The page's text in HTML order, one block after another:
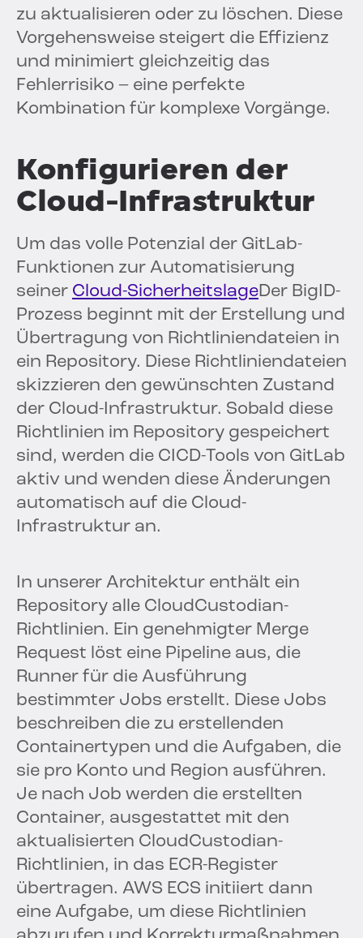
zu aktualisieren oder zu löschen. Diese
Vorgehensweise steigert die Effizienz
und minimiert gleichzeitig das
Fehlerrisiko – eine perfekte
Kombination für komplexe Vorgänge.
Konfigurieren der
Cloud-Infrastruktur
Um das volle Potenzial der GitLab-
Funktionen zur Automatisierung
seiner Cloud-SicherheitslageDer BigID-
Prozess beginnt mit der Erstellung und
Übertragung von Richtliniendateien in
ein Repository. Diese Richtliniendateien
skizzieren den gewünschten Zustand
der Cloud-Infrastruktur. Sobald diese
Richtlinien im Repository gespeichert
sind, werden die CICD-Tools von GitLab
aktiv und wenden diese Änderungen
automatisch auf die Cloud-
Infrastruktur an.
In unserer Architektur enthält ein
Repository alle CloudCustodian-
Richtlinien. Ein genehmigter Merge
Request löst eine Pipeline aus, die
Runner für die Ausführung
bestimmter Jobs erstellt. Diese Jobs
beschreiben die zu erstellenden
Containertypen und die Aufgaben, die
sie pro Konto und Region ausführen.
Je nach Job werden die erstellten
Container, ausgestattet mit den
aktualisierten CloudCustodian-
Richtlinien, in das ECR-Register
übertragen. AWS ECS initiiert dann
eine Aufgabe, um diese Richtlinien